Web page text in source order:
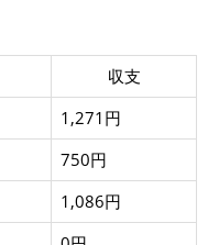
収支
1,271円
750円
1,086円